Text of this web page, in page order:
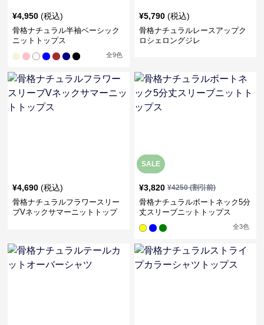
¥4,950 (税込)
骨格ナチュラル半袖ベーシック
ニットトップス
全9色
¥5,790 (税込)
骨格ナチュラルレースアップク
ロシェロングジレ
¥4,690 (税込)
骨格ナチュラルフラワースリー
ブVネックサマーニットトップ
SALE
¥3,820 ¥4250(割引前)
骨格ナチュラルボートネック5分
丈スリーブニットトップス
全3色